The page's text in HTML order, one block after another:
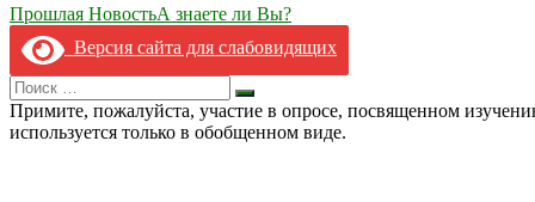
Навигация
по
записям
Прошлая НовостьА знаете ли Вы?
Версия сайта для слабовидящих
Search
for:
Искать
Примите, пожалуйста, участие в опросе, посвященном
используется только в обобщенном виде.